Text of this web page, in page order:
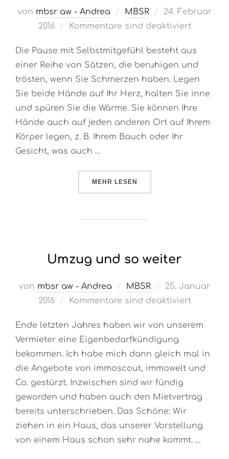
von mbsr aw - Andrea MBSR
Veröffentlicht
am
24. Februar
2016
Kommentare sind deaktiviert
Die Pause mit Selbstmitgefühl besteht aus
einer Reihe von Sätzen, die beruhigen und
trösten, wenn Sie Schmerzen haben. Legen
Sie beide Hände auf Ihr Herz, halten Sie inne
und spüren Sie die Wärme. Sie können Ihre
Hände auch auf jeden anderen Ort auf Ihrem
Körper legen, z. B. Ihrem Bauch oder Ihr
Gesicht, was auch …
MEHR ÜBER „PRAXIS: DIE PAUSE MIT
LESEN
Umzug und so weiter
von mbsr aw - Andrea MBSR
Veröffentlicht
am
25. Januar
2016
Kommentare sind deaktiviert
Ende letzten Jahres haben wir von unserem
Vermieter eine Eigenbedarfkündigung
bekommen. Ich habe mich dann gleich mal in
die Angebote von immoscout, immowelt und
Co. gestürzt. Inzwischen sind wir fündig
geworden und haben auch den Mietvertrag
bereits unterschrieben. Das Schöne: Wir
ziehen in ein Haus, das unserer Vorstellung
von einem Haus schon sehr nahe kommt. …